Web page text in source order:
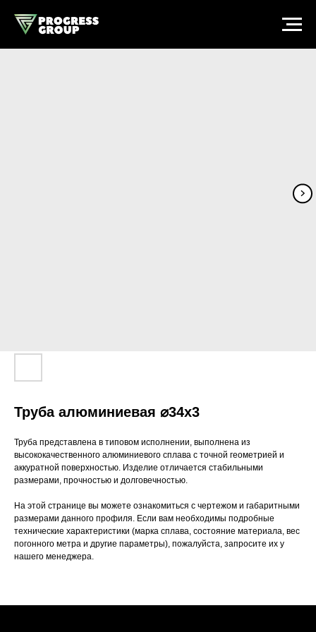
Труба алюминиевая ⌀34х3
Труба представлена в типовом исполнении, выполнена из
высококачественного алюминиевого сплава с точной геометрией и
аккуратной поверхностью. Изделие отличается стабильными
размерами, прочностью и долговечностью.
На этой странице вы можете ознакомиться с чертежом и габаритными
размерами данного профиля. Если вам необходимы подробные
технические характеристики (марка сплава, состояние материала, вес
погонного метра и другие параметры), пожалуйста, запросите их у
нашего менеджера.